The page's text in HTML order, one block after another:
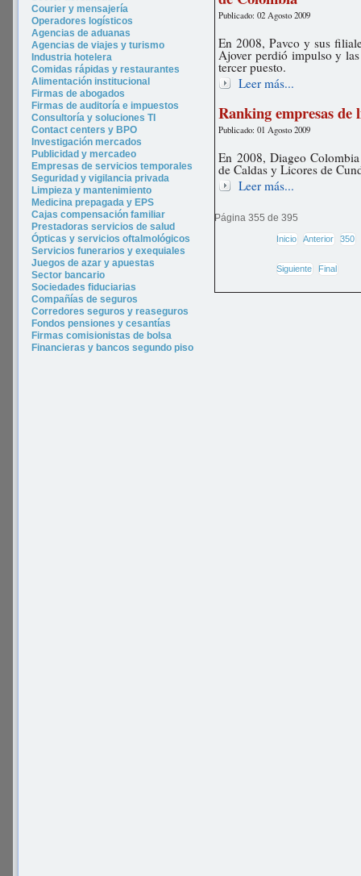
Courier y mensajería
Operadores logísticos
Agencias de aduanas
Agencias de viajes y turismo
Industria hotelera
Comidas rápidas y restaurantes
Alimentación institucional
Firmas de abogados
Firmas de auditoría e impuestos
Consultoría y soluciones TI
Contact centers y BPO
Investigación mercados
Publicidad y mercadeo
Empresas de servicios temporales
Seguridad y vigilancia privada
Limpieza y mantenimiento
Medicina prepagada y EPS
Cajas compensación familiar
Prestadoras servicios de salud
Ópticas y servicios oftalmológicos
Servicios funerarios y exequiales
Juegos de azar y apuestas
Sector bancario
Sociedades fiduciarias
Compañías de seguros
Corredores seguros y reaseguros
Fondos pensiones y cesantías
Firmas comisionistas de bolsa
Financieras y bancos segundo piso
Publicado: 02 Agosto 2009
En 2008, Pavco y sus
Ajover perdió impulso y
tercer puesto.
Leer más...
Ranking empresas de
Publicado: 01 Agosto 2009
En 2008, Diageo
de Caldas y Licores de
Leer más...
Página 355 de 395
Inicio Anterior 350
Siguiente Final